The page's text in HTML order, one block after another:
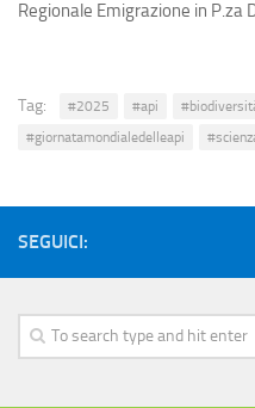
Fai una donazione
Contatti
Regionale Emigrazione in P.za
Tag: #2025 #api
#giornatamondialedelleapi
SEGUICI: